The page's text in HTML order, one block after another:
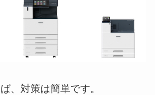
、対策は簡単です。